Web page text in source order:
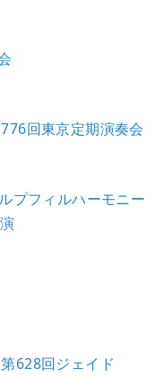
回東京定期演奏会
プフィルハーモニー
628回ジェイド